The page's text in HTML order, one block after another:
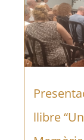
llibre